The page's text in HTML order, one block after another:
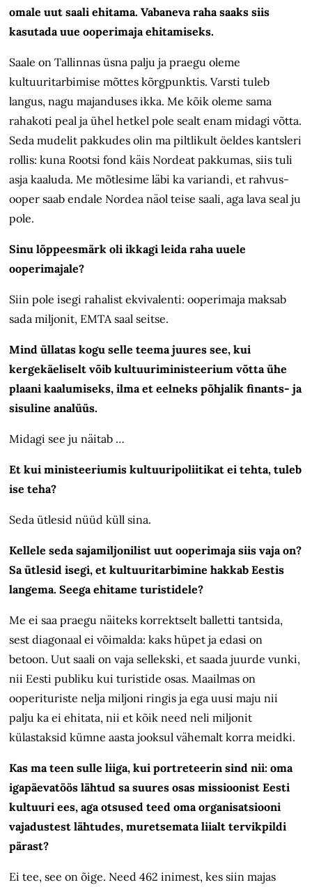
omale uut saali ehitama. Vabaneva raha saaks siis
kasutada uue ooperimaja ehitamiseks.
Saale on Tallinnas üsna palju ja praegu oleme
kultuuritarbimise mõttes kõrgpunktis. Varsti tuleb
langus, nagu majanduses ikka. Me kõik oleme sama
rahakoti peal ja ühel hetkel pole sealt enam midagi võtta.
Seda mudelit pakkudes olin ma piltlikult öeldes kantsleri
rollis: kuna Rootsi fond käis Nordeat pakkumas, siis tuli
asja kaaluda. Me mõtlesime läbi ka variandi, et rahvus­
ooper saab endale Nordea näol teise saali, aga lava seal ju
pole.
Sinu lõppeesmärk oli ikkagi leida raha uuele
ooperimajale?
Siin pole isegi rahalist ekvivalenti: ooperimaja maksab
sada miljonit, EMTA saal seitse.
Mind üllatas kogu selle teema juures see, kui
kergekäeliselt võib kultuuriministeerium võtta ühe
plaani kaalumiseks, ilma et eelneks põhjalik finants- ja
sisuline analüüs.
Midagi see ju näitab …
Et kui ministeeriumis kultuuripoliitikat ei tehta, tuleb
ise teha?
Seda ütlesid nüüd küll sina.
Kellele seda sajamiljonilist uut ooperimaja siis vaja on?
Sa ütlesid isegi, et kultuuritarbimine hakkab Eestis
langema. Seega ehitame turistidele?
Me ei saa praegu näiteks korrektselt balletti tantsida,
sest diagonaal ei võimalda: kaks hüpet ja edasi on
betoon. Uut saali on vaja sellekski, et saada juurde vunki,
nii Eesti publiku kui turistide osas. Maailmas on
ooperituriste nelja miljoni ringis ja ega uusi maju nii
palju ka ei ehitata, nii et kõik need neli miljonit
külastaksid kümne aasta jooksul vähemalt korra meidki.
Kas ma teen sulle liiga, kui portreteerin sind nii: oma
igapäevatöös lähtud sa suures osas missioonist Eesti
kultuuri ees, aga otsused teed oma organisatsiooni
vajadustest lähtudes, muretsemata liialt tervikpildi
pärast?
Ei tee, see on õige. Need 462 inimest, kes siin majas